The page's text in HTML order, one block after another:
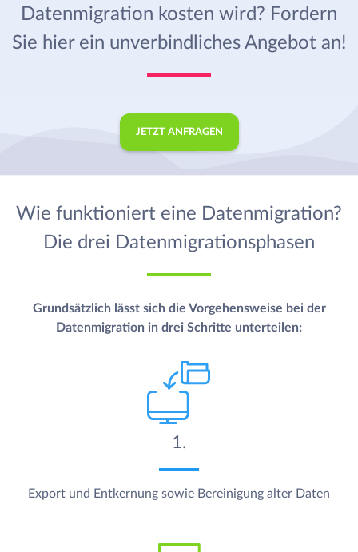
Datenmigration kosten wird? Fordern
Sie hier ein unverbindliches Angebot an!
JETZT ANFRAGEN
Wie funktioniert eine Datenmigration?
Die drei Datenmigrationsphasen
Grundsätzlich lässt sich die Vorgehensweise bei der
Datenmigration in drei Schritte unterteilen:
1.
Export und Entkernung sowie Bereinigung alter Daten